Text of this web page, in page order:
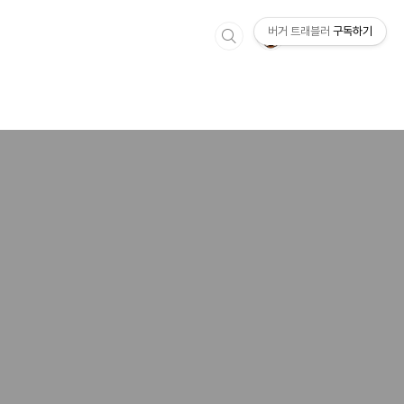
버거 트래블러 구독하기